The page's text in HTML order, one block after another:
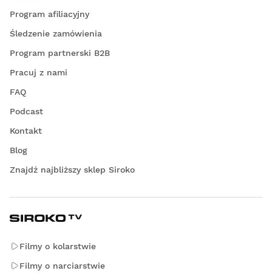
Program afiliacyjny
Śledzenie zamówienia
Program partnerski B2B
Pracuj z nami
FAQ
Podcast
Kontakt
Blog
Znajdź najbliższy sklep Siroko
Filmy o kolarstwie
Filmy o narciarstwie